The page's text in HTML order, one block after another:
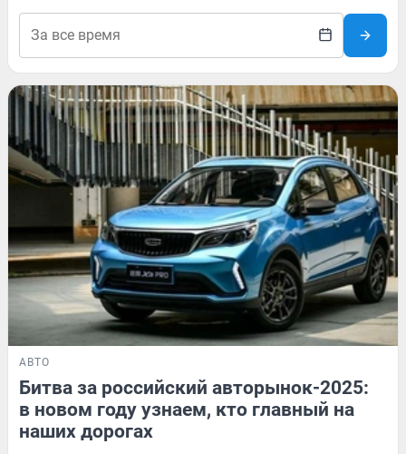
АВТО
Битва за российский авторынок-2025:
в новом году узнаем, кто главный на
наших дорогах